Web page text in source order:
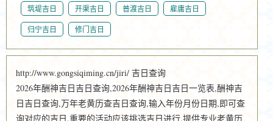
筑堤吉日 开渠吉日 普渡吉日 雇庸吉日
归宁吉日 修门吉日
http://www.gongsiqiming.cn/jiri/ 吉日查询
2026年酬神吉日吉日查询,2026年酬神吉日吉日一览表,酬神吉
日吉日查询,万年老黄历查吉日查询,输入年份月份日期,即可查
询对应的吉日,重要的活动应该挑选吉日进行,提供专业老黄历